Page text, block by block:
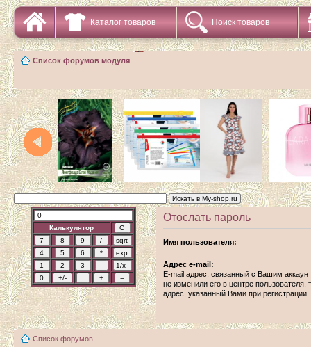
Каталог товаров Поиск товаров
Список форумов модуля
Калькулятор
Отослать пароль
Имя пользователя:
Адрес e-mail:
E-mail адрес, связанный с Вашим
не изменили его в центре пользователя,
адрес, указанный Вами при регистрации.
Список форумов